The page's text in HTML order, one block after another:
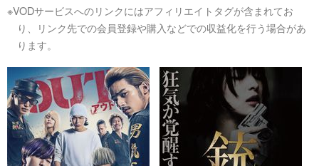
※VODサービスへのリンクにはアフィリエイトタグが含まれてお
り、リンク先での会員登録や購入などでの収益化を行う場合があ
ります。